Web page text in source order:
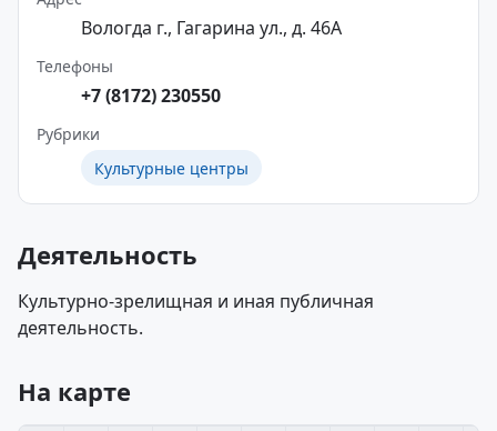
Вологда г., Гагарина ул., д. 46А
Телефоны
+7 (8172) 230550
Рубрики
Культурные центры
Деятельность
Культурно-зрелищная и иная публичная
деятельность.
На карте